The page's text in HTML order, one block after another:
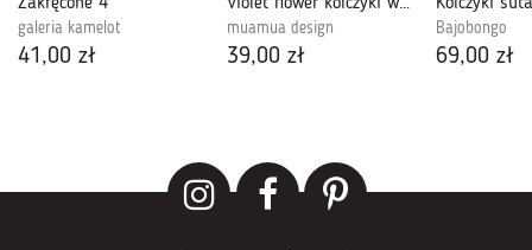
Zakręcone 4
galeria kamelot
41,00 zł
Violet flower kolczyki wiszące z ilustracją
muamua design
39,00 zł
Bajobongo
69,00 zł